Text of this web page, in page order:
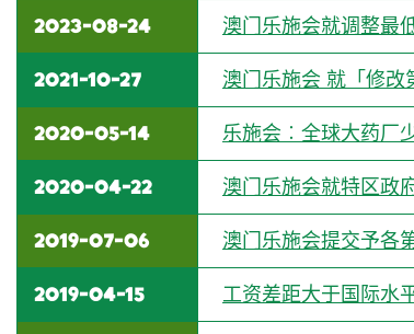
2023-08-24 澳门乐施会就调整最
2021-10-27 澳门乐施会 就「修改
2020-05-14 乐施会︰全球大药厂
2020-04-22 澳门乐施会就特区政
2019-07-06 澳门乐施会提交予各
2019-04-15 工资差距大于国际水